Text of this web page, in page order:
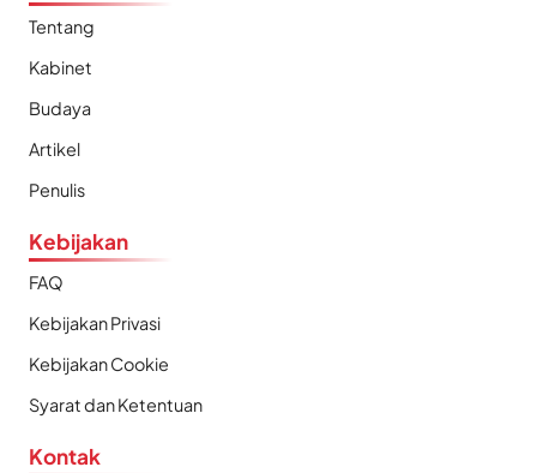
Tentang
Kabinet
Budaya
Artikel
Penulis
Kebijakan
FAQ
Kebijakan Privasi
Kebijakan Cookie
Syarat dan Ketentuan
Kontak